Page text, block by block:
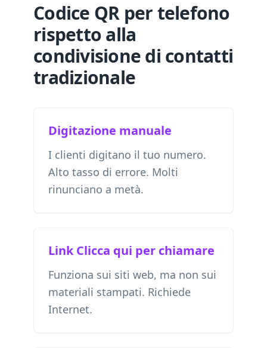
Codice QR per telefono
rispetto alla
condivisione di contatti
tradizionale
Digitazione manuale
I clienti digitano il tuo numero.
Alto tasso di errore. Molti
rinunciano a metà.
Link Clicca qui per chiamare
Funziona sui siti web, ma non sui
materiali stampati. Richiede
Internet.